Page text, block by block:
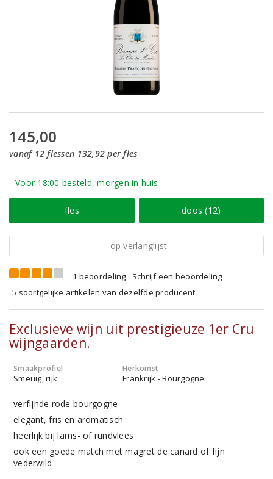
145,00
vanaf 12 flessen 132,92 per fles
Voor 18:00 besteld, morgen in huis
fles doos (12)
op verlanglijst
1 beoordeling
Schrijf een beoordeling
5 soortgelijke artikelen van dezelfde producent
Exclusieve wijn uit prestigieuze 1er Cru
wijngaarden.
Smaakprofiel
Smeuïg, rijk
Herkomst
Frankrijk - Bourgogne
verfijnde rode bourgogne
elegant, fris en aromatisch
heerlijk bij lams- of rundvlees
ook een goede match met magret de canard of fijn
vederwild